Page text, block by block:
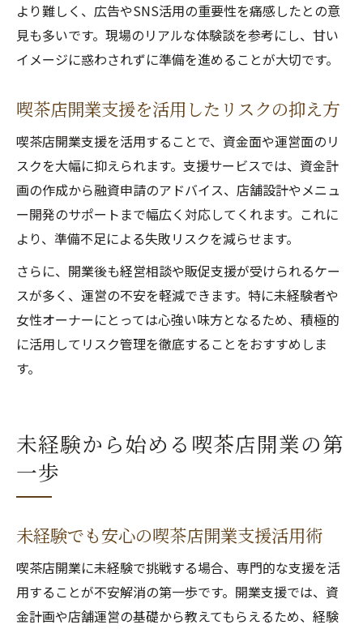
より難しく、広告やSNS活用の重要性を痛感したとの意
見も多いです。現場のリアルな体験談を参考にし、甘い
イメージに惑わされずに準備を進めることが大切です。
喫茶店開業支援を活用したリスクの抑え方
喫茶店開業支援を活用することで、資金面や運営面のリ
スクを大幅に抑えられます。支援サービスでは、資金計
画の作成から融資申請のアドバイス、店舗設計やメニュ
ー開発のサポートまで幅広く対応してくれます。これに
より、準備不足による失敗リスクを減らせます。
さらに、開業後も経営相談や販促支援が受けられるケー
スが多く、運営の不安を軽減できます。特に未経験者や
女性オーナーにとっては心強い味方となるため、積極的
に活用してリスク管理を徹底することをおすすめしま
す。
未経験から始める喫茶店開業の第
一歩
未経験でも安心の喫茶店開業支援活用術
喫茶店開業に未経験で挑戦する場合、専門的な支援を活
用することが不安解消の第一歩です。開業支援では、資
金計画や店舗運営の基礎から教えてもらえるため、経験